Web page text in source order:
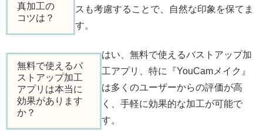
真加工の
コツは？
スも考慮することで、自然な印象を保てま
す。
無料で使えるバ
ストアップ加工
アプリは本当に
効果があります
か？
はい、無料で使えるバストアップ加
工アプリ、特に『YouCamメイク』
は多くのユーザーからの評価が高
く、手軽に効果的な加工が可能で
す。